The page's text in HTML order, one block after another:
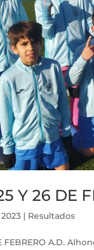
Y 26 DE
| Resultados
FEBRERO A.D.